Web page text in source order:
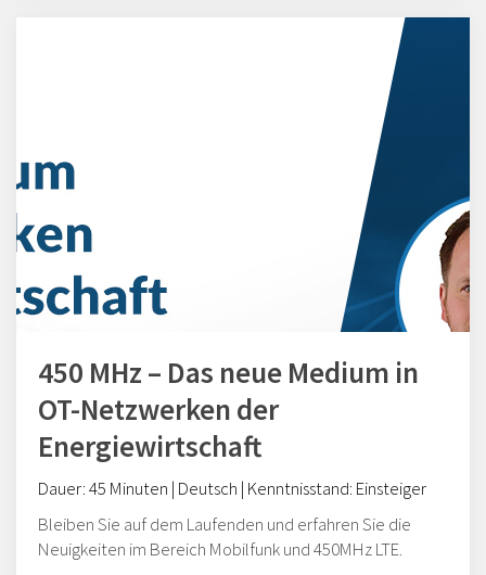
450 MHz – Das neue Medium in
OT-Netzwerken der
Energiewirtschaft
Dauer: 45 Minuten | Deutsch | Kenntnisstand: Einsteiger
Bleiben Sie auf dem Laufenden und erfahren Sie die
Neuigkeiten im Bereich Mobilfunk und 450MHz LTE.